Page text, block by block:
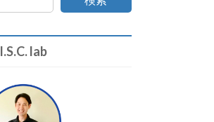
I.S.C. lab